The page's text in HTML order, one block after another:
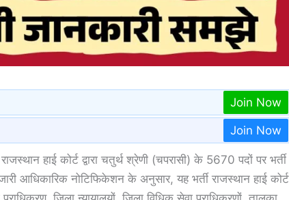
Join Now
Join Now
राजस्थान हाई कोर्ट द्वारा चतुर्थ श्रेणी (चपरासी) के 5670 पदों पर भर्ती
नोटिफिकेशन के अनुसार, यह भर्ती राजस्थान हाई